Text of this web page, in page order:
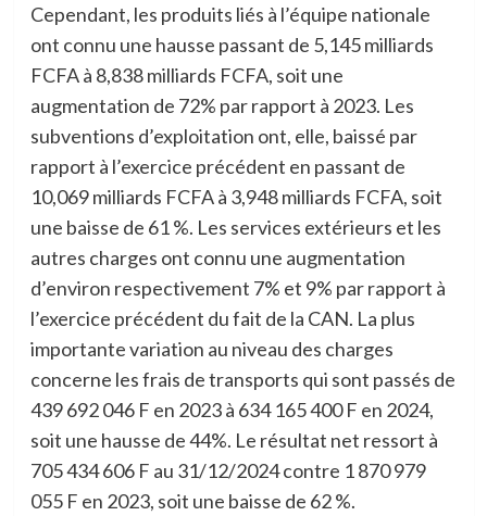
Cependant, les produits liés à l’équipe nationale
ont connu une hausse passant de 5,145 milliards
FCFA à 8,838 milliards FCFA, soit une
augmentation de 72% par rapport à 2023. Les
subventions d’exploitation ont, elle, baissé par
rapport à l’exercice précédent en passant de
10,069 milliards FCFA à 3,948 milliards FCFA, soit
une baisse de 61 %. Les services extérieurs et les
autres charges ont connu une augmentation
d’environ respectivement 7% et 9% par rapport à
l’exercice précédent du fait de la CAN. La plus
importante variation au niveau des charges
concerne les frais de transports qui sont passés de
439 692 046 F en 2023 à 634 165 400 F en 2024,
soit une hausse de 44%. Le résultat net ressort à
705 434 606 F au 31/12/2024 contre 1 870 979
055 F en 2023, soit une baisse de 62 %.